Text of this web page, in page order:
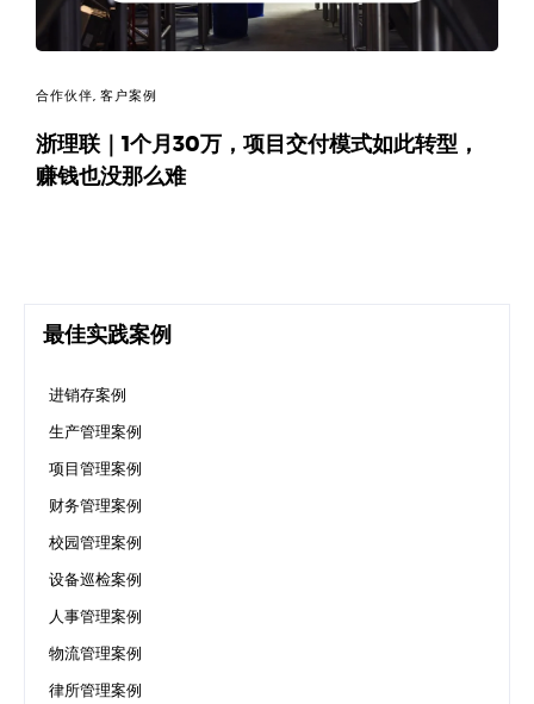
合作伙伴, 客户案例
浙理联｜1个月30万，项目交付模式如此转型，
赚钱也没那么难
最佳实践案例
进销存案例
生产管理案例
项目管理案例
财务管理案例
校园管理案例
设备巡检案例
人事管理案例
物流管理案例
律所管理案例